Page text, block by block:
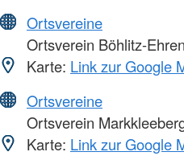
Ortsvereine
Ortsverein Böhlitz-
Karte: Link zur Google
Ortsvereine
Ortsverein
Karte: Link zur Google